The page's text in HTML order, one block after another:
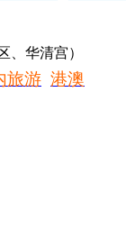
、华清宫）
旅游 港澳